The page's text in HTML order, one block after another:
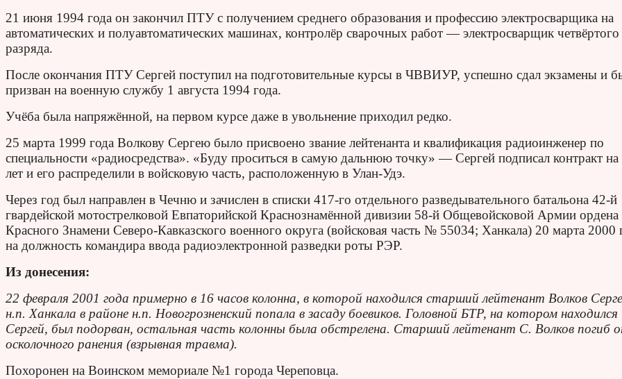
21 июня 1994 года он закончил ПТУ с получением среднего образования и профессию электросварщика на
автоматических и полуавтоматических машинах, контролёр сварочных работ — электросварщик четвёртого
разряда.
После окончания ПТУ Сергей поступил на подготовительные курсы в ЧВВИУР, успешно сдал экзамены и
призван на военную службу 1 августа 1994 года.
Учёба была напряжённой, на первом курсе даже в увольнение приходил редко.
25 марта 1999 года Волкову Сергею было присвоено звание лейтенанта и квалификация радиоинженер по
специальности «радиосредства». «Буду проситься в самую дальнюю точку» — Сергей подписал контракт на
лет и его распределили в войсковую часть, расположенную в Улан-Удэ.
Через год был направлен в Чечню и зачислен в списки 417-го отдельного разведывательного батальона 42-й
гвардейской мотострелковой Евпаторийской Краснознамённой дивизии 58-й Общевойсковой Армии ордена
Красного Знамени Северо-Кавказского военного округа (войсковая часть № 55034; Ханкала) 20 марта 2000
на должность командира ввода радиоэлектронной разведки роты РЭР.
Из донесения:
22 февраля 2001 года примерно в 16 часов колонна, в которой находился старший лейтенант Волков
н.п. Ханкала в районе н.п. Новогрозненский попала в засаду боевиков. Головной БТР, на котором находился
Сергей, был подорван, остальная часть колонны была обстрелена. Старший лейтенант С. Волков погиб
осколочного ранения (взрывная травма).
Похоронен на Воинском мемориале №1 города Череповца.